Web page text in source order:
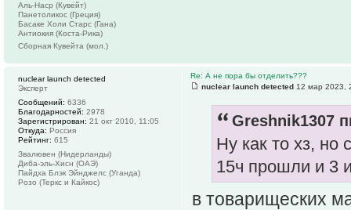
Аль-Наср (Кувейт)
Панетоликос (Греция)
Басаке Холи Старс (Гана)
Антиокия (Коста-Рика)
Сборная Кувейта (мол.)
Re: А не пора бы отделить???
nuclear launch detected 12 мар 2023,
Greshnik1307
Ну как то хз, но
15ч прошли и 3
в товарищеских
nuclear launch detected
Эксперт
Сообщений: 6336
Благодарностей: 2978
Зарегистрирован: 21 окт 2010, 11:05
Откуда: Россия
Рейтинг: 615
Звалювен (Нидерланды)
Диба-эль-Хисн (ОАЭ)
Пайдха Блэк Эйнджелс (Уганда)
Розо (Теркс и Кайкос)